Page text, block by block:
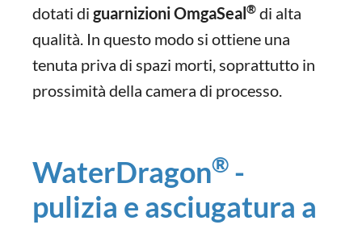
dotati di guarnizioni OmgaSeal ® di alta
qualità. In questo modo si ottiene una
tenuta priva di spazi morti, soprattutto in
prossimità della camera di processo.
WaterDragon® -
pulizia e asciugatura a